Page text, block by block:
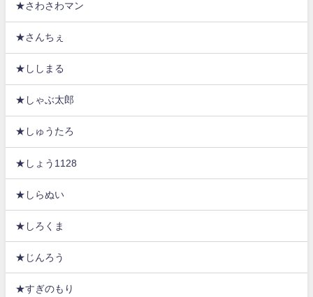
★さわさわマン
★さんちぇ
★ししまる
★しゃぶ太郎
★しゅうたろ
★しょう1128
★しらぬい
★しろくま
★じんろう
★すぎのもり